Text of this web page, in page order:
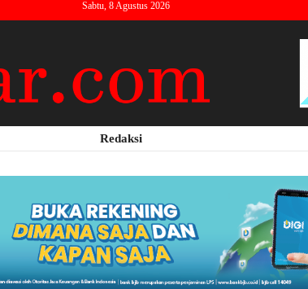
Sabtu, 8 Agustus 2026
Redaksi